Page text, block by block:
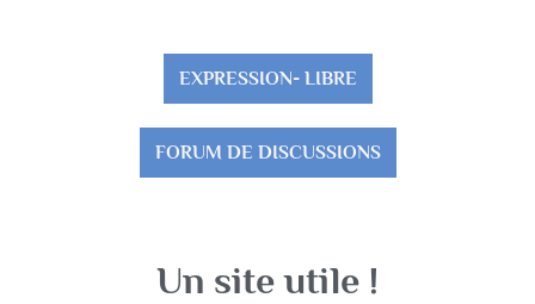
EXPRESSION- LIBRE
FORUM DE DISCUSSIONS
Un site utile !